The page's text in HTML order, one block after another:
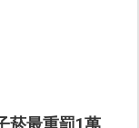
菸最重罰1萬